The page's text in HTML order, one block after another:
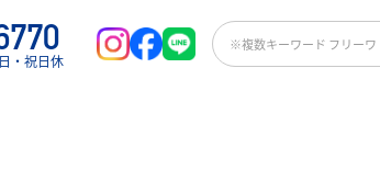
・祝日休